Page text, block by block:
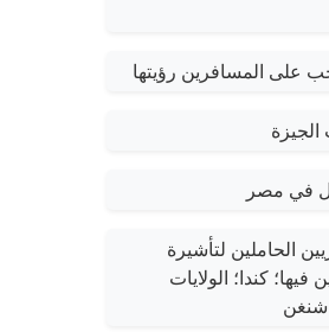
على المسافرين رؤيتها
في مصر
الحاملين لتأشيرة
فيها؛ كندا؛ الولايات
شنغن